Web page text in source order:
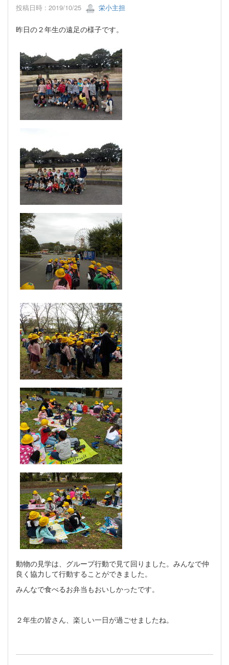
投稿日時 : 2019/10/25 栄小主担
昨日の２年生の遠足の様子です。
動物の見学は、グループ行動で見て回りました。みんなで仲
良く協力して行動することができました。
みんなで食べるお弁当もおいしかったです。
２年生の皆さん、楽しい一日が過ごせましたね。